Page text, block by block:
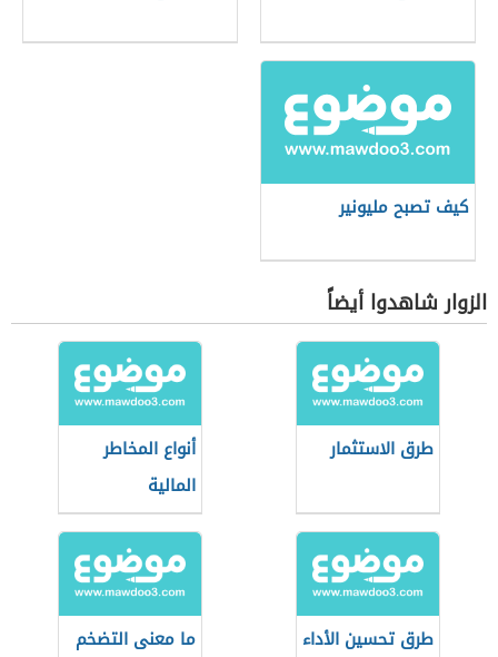
كيف تصبح مليونير
الزوار شاهدوا أيضاً
طرق الاستثمار
أنواع المخاطر
المالية
طرق تحسين الأداء
ما معنى التضخم